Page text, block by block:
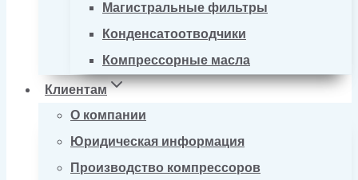
Магистральные фильтры
Конденсатоотводчики
Компрессорные масла
Клиентам
О компании
Юридическая информация
Производство компрессоров